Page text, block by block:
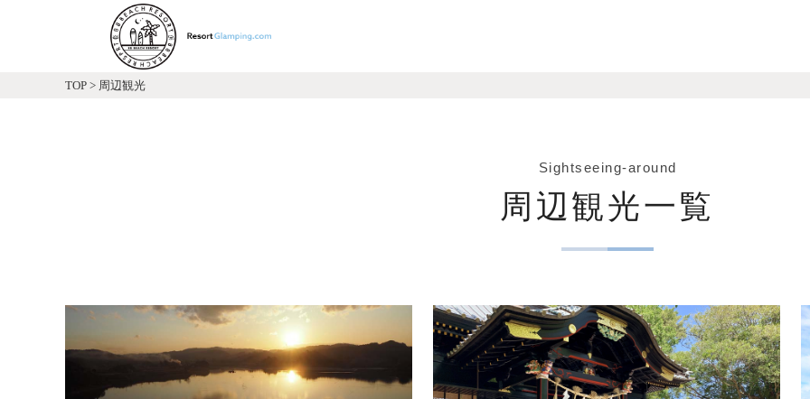
TOP > 周辺観光
Sightseeing-around
周辺観光一覧